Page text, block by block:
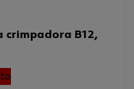
crimpadora B12,